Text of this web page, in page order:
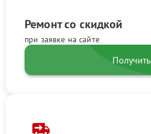
Ремонт со скидкой
при заявке на сайте
Получить